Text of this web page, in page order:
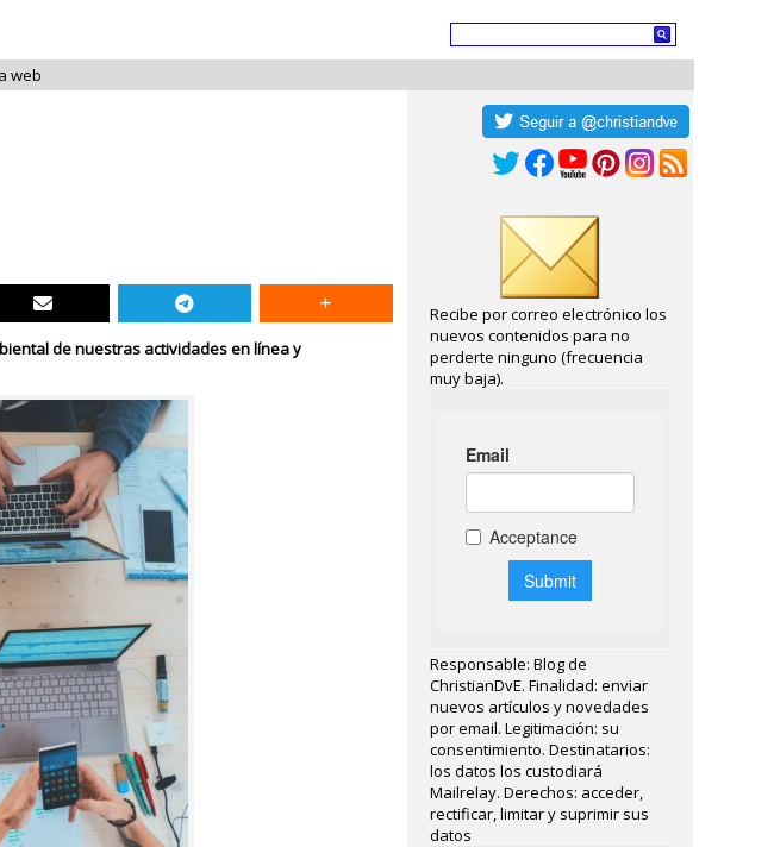
web
de nuestras actividades en línea y
Recibe por correo electrónico los
nuevos contenidos para no
perderte ninguno (frecuencia
muy baja).
Responsable: Blog de
ChristianDvE. Finalidad: enviar
nuevos artículos y novedades
por email. Legitimación: su
consentimiento. Destinatarios:
los datos los custodiará
Mailrelay. Derechos: acceder,
rectificar, limitar y suprimir sus
datos